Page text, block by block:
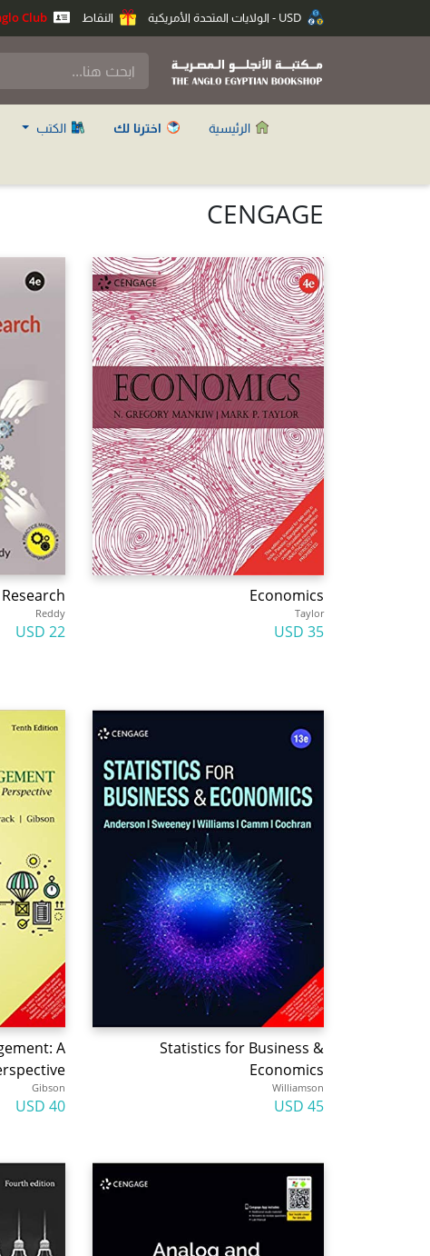
النقاط
الرئيسية اخترنا لك الكتب
CENGAGE
Economics
Taylor
35 USD
Reddy
22 USD
Statistics for Business &
Economics
Williamson
45 USD
A
Gibson
40 USD